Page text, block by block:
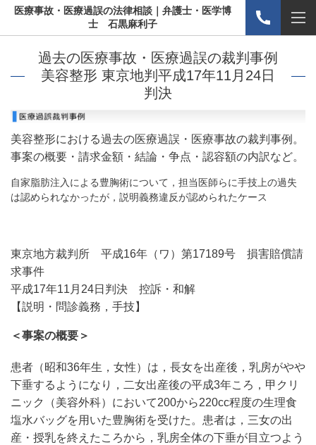
医療事故・医療過誤の法律相談｜弁護士・医学博
士 石黒麻利子
過去の医療事故・医療過誤の裁判事例
美容整形 東京地判平成17年11月24日
判決
美容整形における過去の医療過誤・医療事故の裁判事例。
事案の概要・請求金額・結論・争点・認容額の内訳など。
自家脂肪注入による豊胸術について，担当医師らに手技上の過失
は認められなかったが，説明義務違反が認められたケース
東京地方裁判所 平成16年（ワ）第17189号 損害賠償請
求事件
平成17年11月24日判決 控訴・和解
【説明・問診義務，手技】
＜事案の概要＞
患者（昭和36年生，女性）は，長女を出産後，乳房がやや
下垂するようになり，二女出産後の平成3年ころ，甲クリ
ニック（美容外科）において200から220cc程度の生理食
塩水バッグを用いた豊胸術を受けた。患者は，三女の出
産・授乳を終えたころから，乳房全体の下垂が目立つよう